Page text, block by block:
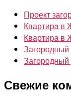
Проект
Квартирa в
Квартира в
Загородный
Свежие